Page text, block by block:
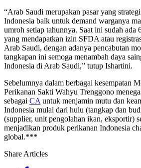
“Arab Saudi merupakan pasar yang
Indonesia baik untuk demand warganya
umroh setiap tahunnya. Saat ini sudah ada
yang mendapatkan izin SFDA atau
Arab Saudi, dengan adanya pencabutan
tangkapan ini semoga menambah daya
Indonesia di Arab Saudi,” tutup Ishartini.
Sebelumnya dalam berbagai kesempatan
Perikanan Sakti Wahyu Trenggono
sebagai CA untuk menjamin mutu dan
Indonesia mulai dari hulu (tangkap dan
(supplier, unit pengolahan ikan, eksportir)
menjadikan produk perikanan Indonesia
global.***
Share Articles